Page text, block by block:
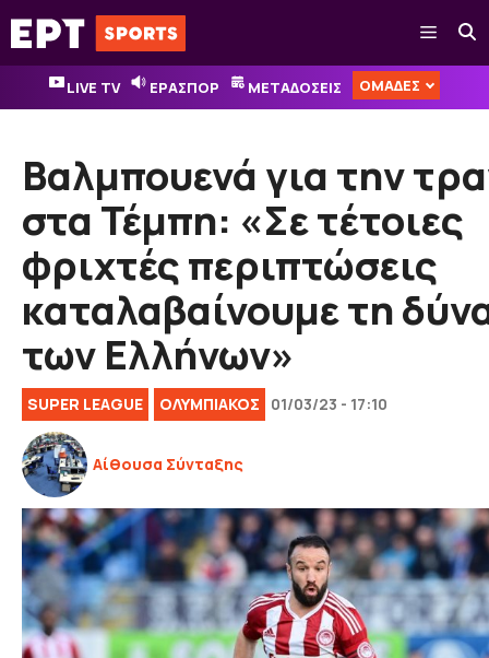
Μετάβαση
σε
περιεχόμενο
Μενού
LIVE TV ΕΡΑΣΠΟΡ ΜΕΤΑΔΟΣΕΙΣ ΟΜΑΔΕΣ
Βαλμπουενά για την
στα Τέμπη: «Σε τέτοιες
φριχτές περιπτώσεις
καταλαβαίνουμε τη
των Ελλήνων»
SUPER LEAGUE ΟΛΥΜΠΙΑΚΟΣ 01/03/23 - 17:10
Αίθουσα Σύνταξης